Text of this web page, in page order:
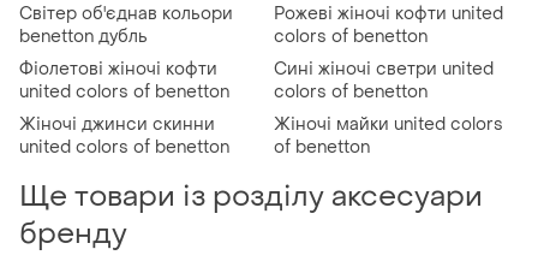
Світер об'єднав кольори
benetton дубль
Рожеві жіночі кофти united
colors of benetton
Фіолетові жіночі кофти
united colors of benetton
Сині жіночі светри united
colors of benetton
Жіночі джинси скинни
united colors of benetton
Жіночі майки united colors
of benetton
Ще товари із розділу аксесуари
бренду